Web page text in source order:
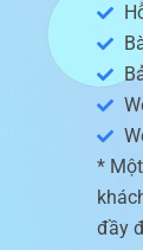
*
đầy